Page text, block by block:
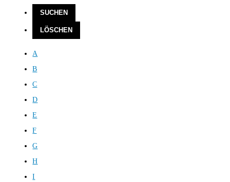
A
B
C
D
E
F
G
H
I